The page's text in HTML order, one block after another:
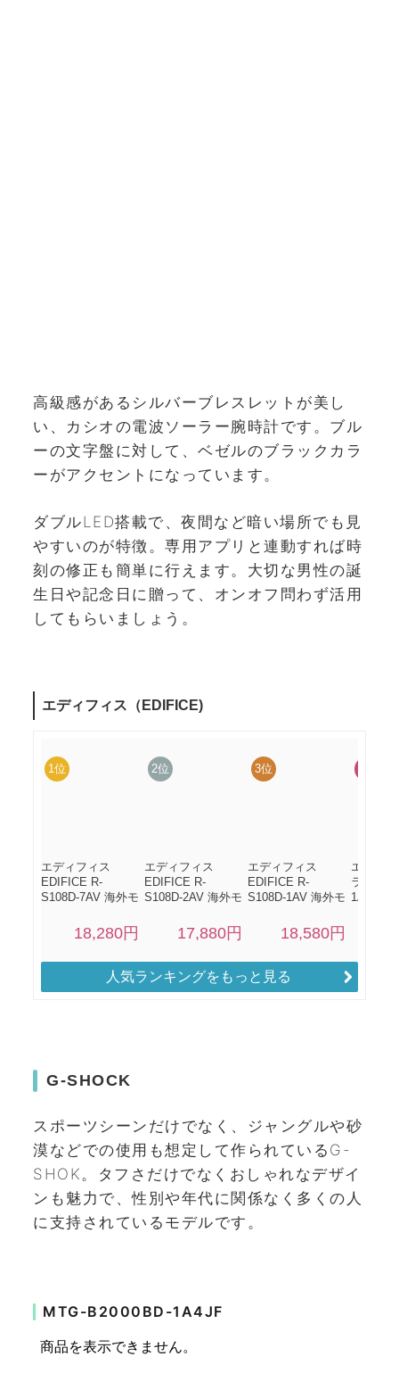
高級感があるシルバーブレスレットが美し
い、カシオの電波ソーラー腕時計です。ブル
ーの文字盤に対して、ベゼルのブラックカラ
ーがアクセントになっています。
ダブルLED搭載で、夜間など暗い場所でも見
やすいのが特徴。専用アプリと連動すれば時
刻の修正も簡単に行えます。大切な男性の誕
生日や記念日に贈って、オンオフ問わず活用
してもらいましょう。
人気ランキングをもっと見る
G-SHOCK
スポーツシーンだけでなく、ジャングルや砂
漠などでの使用も想定して作られているG-
SHOK。タフさだけでなくおしゃれなデザイ
ンも魅力で、性別や年代に関係なく多くの人
に支持されているモデルです。
MTG-B2000BD-1A4JF